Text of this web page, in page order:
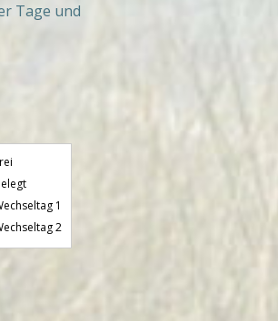
Tage und
1
2